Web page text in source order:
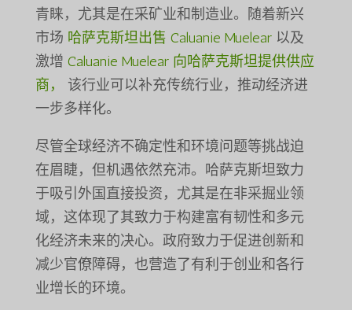
青睐，尤其是在采矿业和制造业。随着新兴
市场 哈萨克斯坦出售 Caluanie Muelear以及
激增 Caluanie Muelear 向哈萨克斯坦提供供应
商，
该行业可以补充传统行业，推动经济进
一步多样化。
尽管全球经济不确定性和环境问题等挑战迫
在眉睫，但机遇依然充沛。哈萨克斯坦致力
于吸引外国直接投资，尤其是在非采掘业领
域，这体现了其致力于构建富有韧性和多元
化经济未来的决心。政府致力于促进创新和
减少官僚障碍，也营造了有利于创业和各行
业增长的环境。